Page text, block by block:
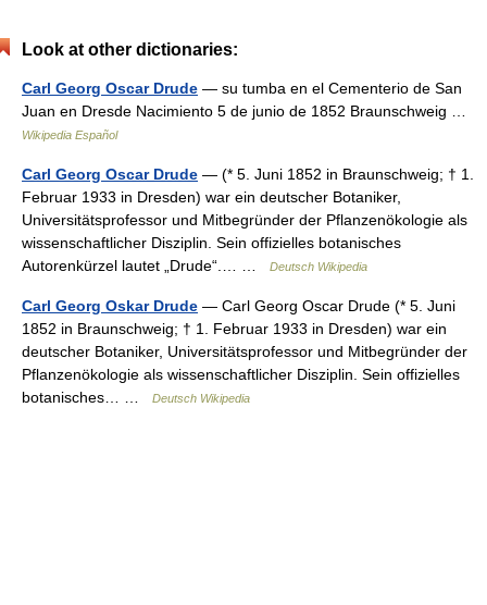
Look at other dictionaries:
Carl Georg Oscar Drude — su tumba en el Cementerio de San
Juan en Dresde Nacimiento 5 de junio de 1852 Braunschweig …
Wikipedia Español
Carl Georg Oscar Drude — (* 5. Juni 1852 in Braunschweig; † 1.
Februar 1933 in Dresden) war ein deutscher Botaniker,
Universitätsprofessor und Mitbegründer der Pflanzenökologie als
wissenschaftlicher Disziplin. Sein offizielles botanisches
Autorenkürzel lautet „Drude“.… …
Deutsch Wikipedia
Carl Georg Oskar Drude — Carl Georg Oscar Drude (* 5. Juni
1852 in Braunschweig; † 1. Februar 1933 in Dresden) war ein
deutscher Botaniker, Universitätsprofessor und Mitbegründer der
Pflanzenökologie als wissenschaftlicher Disziplin. Sein offizielles
botanisches… …
Deutsch Wikipedia